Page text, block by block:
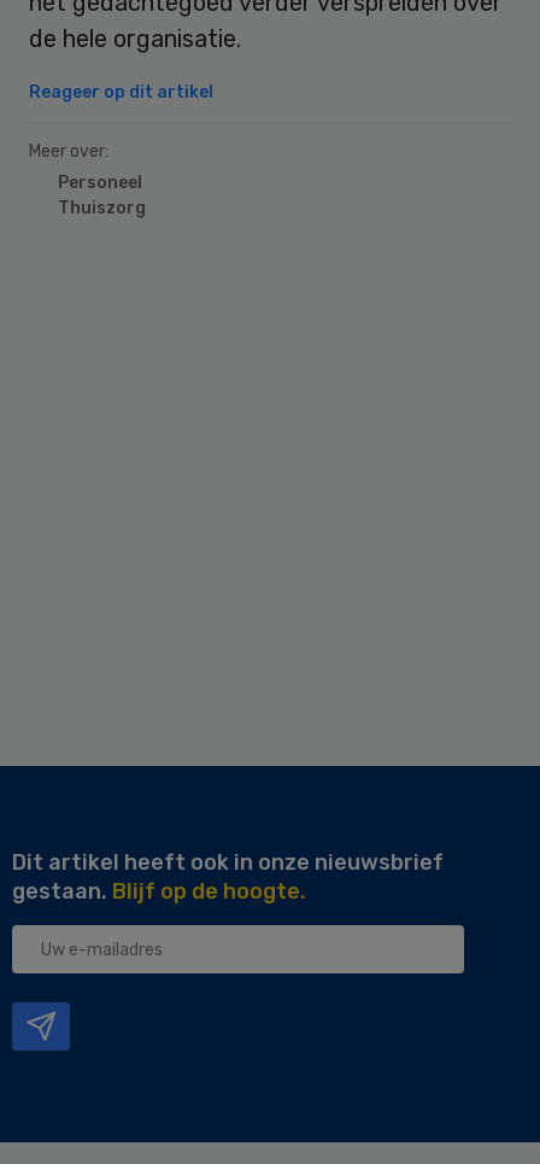
de hele organisatie.
Reageer op dit artikel
Meer over:
Personeel
Thuiszorg
Dit artikel heeft ook in onze nieuwsbrief
gestaan. Blijf op de hoogte.
Uw